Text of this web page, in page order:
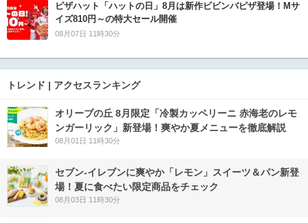
ピザハット「ハットの日」8月は新作ビビンバピザ登場！Mサ
イズ810円～の特大セール開催
08月07日 11時30分
トレンド | アクセスランキング
オリーブの丘 8月限定「冷製カッペリーニ 赤海老のレモ
ンガーリック」新登場！爽やか夏メニューを徹底解説
08月01日 11時30分
セブン‐イレブンに爽やか「レモン」スイーツ＆パン新登
場！夏に食べたい限定商品をチェック
08月03日 11時30分